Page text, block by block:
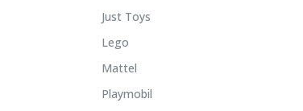
Just Toys
Lego
Mattel
Playmobil